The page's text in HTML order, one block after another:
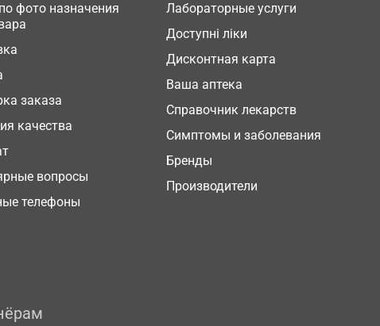
фото назначения
заказа
качества
вопросы
телефоны
Лабораторные услуги
Доступні ліки
Дисконтная карта
Ваша аптека
Справочник лекарств
Симптомы и заболевания
Бренды
Производители